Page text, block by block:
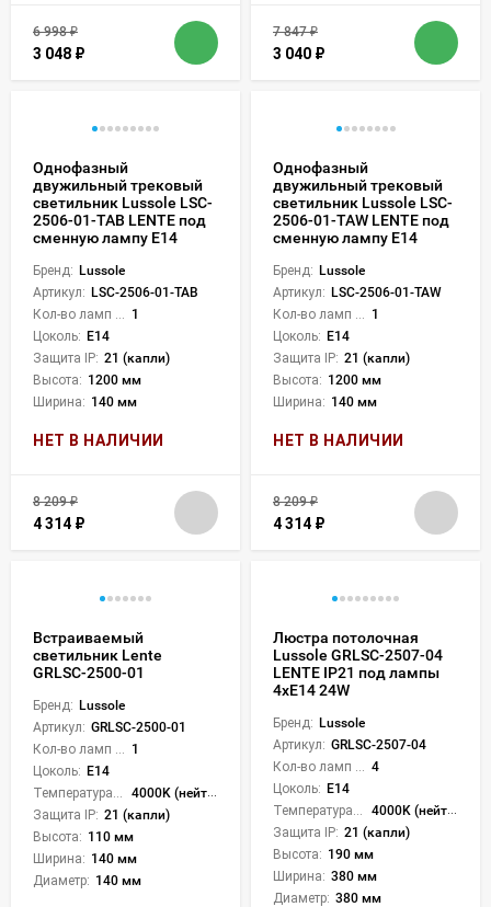
6 998₽
3 048 ₽
7 847₽
3 040 ₽
Однофазный
двужильный трековый
светильник Lussole LSC-
2506-01-TAB LENTE под
сменную лампу Е14
Бренд: Lussole
Артикул: LSC-2506-01-TAB
1
Цоколь: E14
Защита IP: 21 (капли)
Высота: 1200 мм
Ширина: 140 мм
НЕТ В НАЛИЧИИ
8 209₽
4 314 ₽
Однофазный
двужильный трековый
светильник Lussole LSC-
2506-01-TAW LENTE под
сменную лампу Е14
Бренд: Lussole
Артикул: LSC-2506-01-TAW
1
Цоколь: E14
Защита IP: 21 (капли)
Высота: 1200 мм
Ширина: 140 мм
НЕТ В НАЛИЧИИ
8 209₽
4 314 ₽
Встраиваемый
светильник Lente
GRLSC-2500-01
Бренд: Lussole
Артикул: GRLSC-2500-01
1
Цоколь: E14
4000K (нейтральный)
Защита IP: 21 (капли)
Высота: 110 мм
Ширина: 140 мм
Диаметр: 140 мм
Люстра потолочная
Lussole GRLSC-2507-04
LENTE IP21 под лампы
4xE14 24W
Бренд: Lussole
Артикул: GRLSC-2507-04
4
Цоколь: E14
4000K (нейтральный)
Защита IP: 21 (капли)
Высота: 190 мм
Ширина: 380 мм
Диаметр: 380 мм